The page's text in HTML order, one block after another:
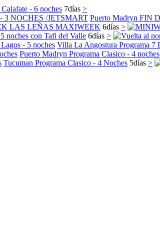
- 6 noches 7días >
Puerto Madryn FIN
LAS LEÑAS MAXIWEEK 6días >
noches con Tafi del Valle 6días >
Villa La Angostura Programa 7
Puerto Madryn Programa Clasico - 4 noches
Tucuman Programa Clasico - 4 Noches 5días >